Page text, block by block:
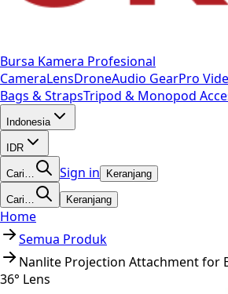
Bursa Kamera Profesional
CameraLensDroneAudio GearPro
Bags & StrapsTripod & Monopod
Indonesia
IDR
Cari… Sign in Keranjang
Cari… Keranjang
Home
Semua Produk
Nanlite Projection Attachment for
36° Lens